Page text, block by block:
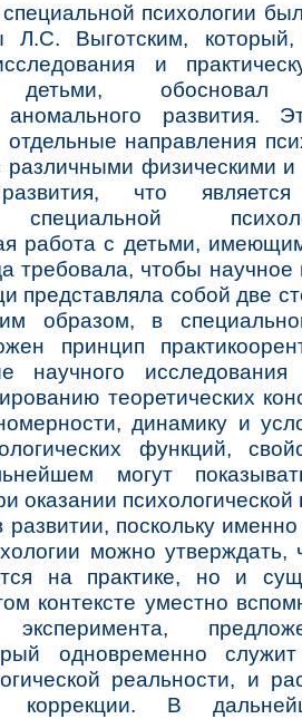
психологии
Л.С. Выготским,
и
детьми, обосновал
аномального развития.
отдельные направления
различными физическими и
что
специальной
работа с детьми,
требовала, чтобы
представляла собой две
образом, в
принцип
научного
теоретических
динамику и
функций,
могут
оказании
поскольку
можно утверждать,
на практике, но и
контексте уместно
эксперимента,
одновременно
реальности, и
коррекции. В